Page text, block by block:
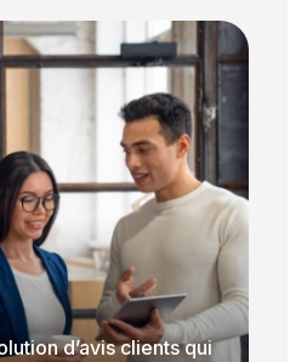
d’avis clients qui